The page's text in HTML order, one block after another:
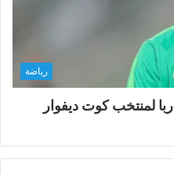
رياضة
لمنتخب كوت ديفوار